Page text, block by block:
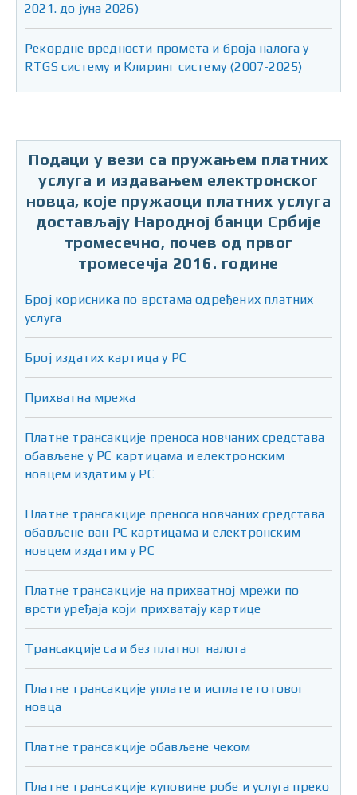
2021. до јуна 2026)
Рекордне вредности промета и броја налога у
RTGS систему и Клиринг систему (2007-2025)
Подаци у вези са пружањем платних
услуга и издавањем електронског
новца, које пружаоци платних услуга
достављају Народној банци Србије
тромесечно, почев од првог
тромесечја 2016. године
Број корисника по врстама одређених платних
услуга
Број издатих картица у РС
Прихватна мрежа
Платне трансакције преноса новчаних средстава
обављене у РС картицама и електронским
новцем издатим у РС
Платне трансакције преноса новчаних средстава
обављене ван РС картицама и електронским
новцем издатим у РС
Платне трансакције на прихватној мрежи по
врсти уређаја који прихватају картице
Трансакције са и без платног налога
Платне трансакције уплате и исплате готовог
новца
Платне трансакције обављене чеком
Платне трансакције куповине робе и услуга преко